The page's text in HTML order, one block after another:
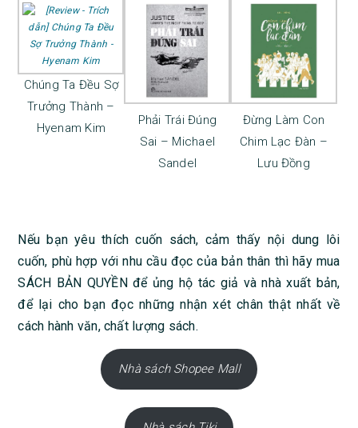
Chúng Ta Đều Sợ
Trưởng Thành –
Hyenam Kim
Phải Trái Đúng
Sai – Michael
Sandel
Đừng Làm Con
Chim Lạc Đàn –
Lưu Đồng
cuốn, phù hợp với nhu cầu đọc của bản thân thì hãy mua
SÁCH BẢN QUYỀN để ủng hộ tác giả và nhà xuất bản,
để lại cho bạn đọc những nhận xét chân thật nhất về
cách hành văn, chất lượng sách.
Nhà sách Shopee Mall
Nhà sách Tiki